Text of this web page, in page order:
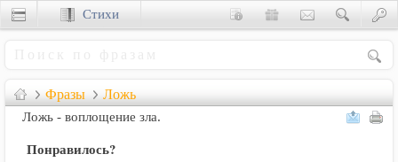
Фразы Ложь
Ложь - воплощение зла.
Понравилось?
Стихи